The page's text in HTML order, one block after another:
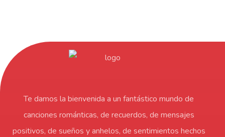
Te damos la bienvenida a un fantástico mundo de
canciones románticas, de recuerdos, de mensajes
positivos, de sueños y anhelos, de sentimientos hechos